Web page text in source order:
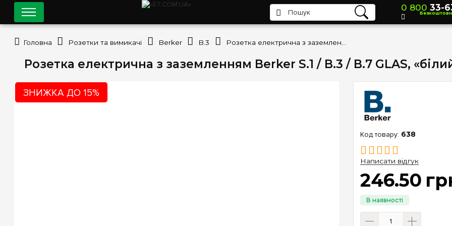
Розетка електрична з заземленням Berker S.1 / B.3 / B.7 GLAS,
ЗНИЖКА ДО 15%
638
Написати відгук
246.50
0 800 33-
Головна Розетки та вимикачі Berker B.3